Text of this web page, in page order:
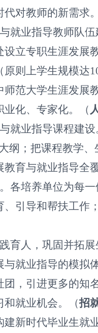
对教师的新需求
就业指导教师队
立专职生涯发展
原则上学生规模达
范大学生涯发展
化、专家化。（
就业指导课程建
纲；把课程教学
育与就业指导全
各培养单位为每
引导和帮扶工作
育人，巩固并拓
就业指导的模拟
，引进更多的知
和就业机会。（招
建新时代毕业生就